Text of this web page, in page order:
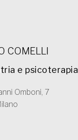
COMELLI
e psicoterapia
Omboni, 7